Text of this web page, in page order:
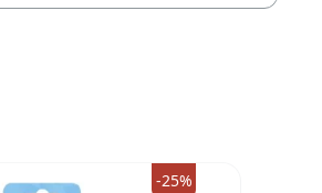
-25%